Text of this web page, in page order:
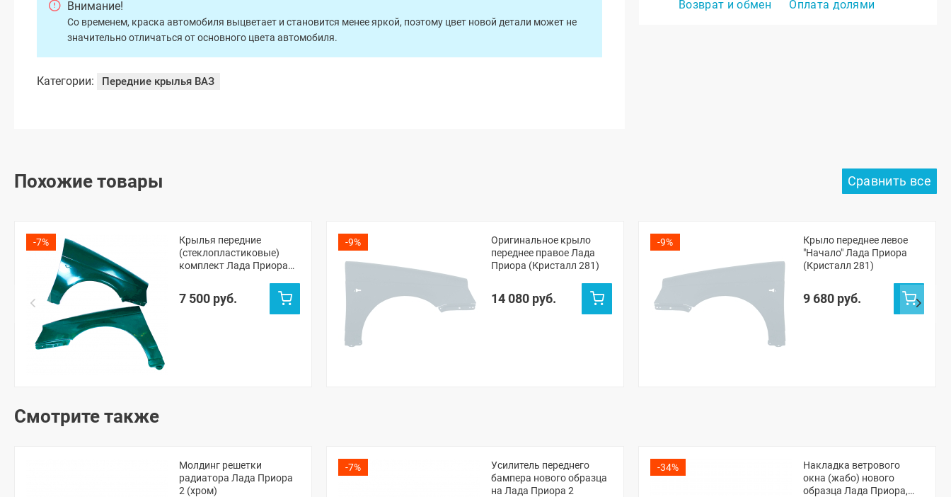
Возврат и обмен
Оплата долями
Внимание!
Со временем, краска автомобиля выцветает и становится менее яркой, поэтому цвет новой детали может не
значительно отличаться от основного цвета автомобиля.
Категории: Передние крылья ВАЗ
Похожие товары
-7%
Крылья передние
(стеклопластиковые)
комплект Лада Приора
7 500 руб.
-9%
Оригинальное крыло
переднее правое Лада
Приора (Кристалл 281)
14 080 руб.
-9%
Крыло переднее левое
"Начало" Лада Приора
(Кристалл 281)
9 680 руб.
Смотрите также
Молдинг решетки
радиатора Лада Приора
2 (хром)
-7%
Усилитель переднего
бампера нового образца
на Лада Приора 2
-34%
Накладка ветрового
окна (жабо) нового
образца Лада Приора,